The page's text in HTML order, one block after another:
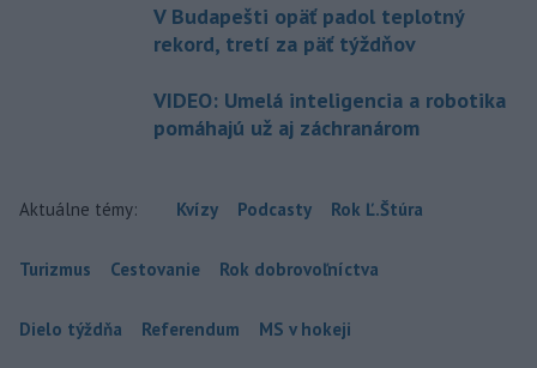
V Budapešti opäť padol teplotný
rekord, tretí za päť týždňov
VIDEO: Umelá inteligencia a robotika
pomáhajú už aj záchranárom
Aktuálne témy: Kvízy Podcasty Rok Ľ.Štúra
Turizmus Cestovanie Rok dobrovoľníctva
Dielo týždňa Referendum MS v hokeji